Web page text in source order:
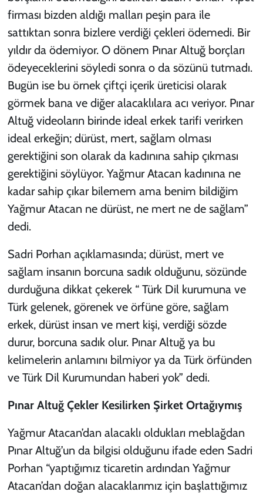
firması bizden aldığı malları peşin para ile
sattıktan sonra bizlere verdiği çekleri ödemedi. Bir
yıldır da ödemiyor. O dönem Pınar Altuğ borçları
ödeyeceklerini söyledi sonra o da sözünü tutmadı.
Bugün ise bu örnek çiftçi içerik üreticisi olarak
görmek bana ve diğer alacaklılara acı veriyor. Pınar
Altuğ videoların birinde ideal erkek tarifi verirken
ideal erkeğin; dürüst, mert, sağlam olması
gerektiğini son olarak da kadınına sahip çıkması
gerektiğini söylüyor. Yağmur Atacan kadınına ne
kadar sahip çıkar bilemem ama benim bildiğim
Yağmur Atacan ne dürüst, ne mert ne de sağlam”
dedi.
Sadri Porhan açıklamasında; dürüst, mert ve
sağlam insanın borcuna sadık olduğunu, sözünde
durduğuna dikkat çekerek “ Türk Dil kurumuna ve
Türk gelenek, görenek ve örfüne göre, sağlam
erkek, dürüst insan ve mert kişi, verdiği sözde
durur, borcuna sadık olur. Pınar Altuğ ya bu
kelimelerin anlamını bilmiyor ya da Türk örfünden
ve Türk Dil Kurumundan haberi yok” dedi.
Pınar Altuğ Çekler Kesilirken Şirket Ortağıymış
Yağmur Atacan’dan alacaklı oldukları meblağdan
Pınar Altuğ’un da bilgisi olduğunu ifade eden Sadri
Porhan “yaptığımız ticaretin ardından Yağmur
Atacan’dan doğan alacaklarımız için başlattığımız